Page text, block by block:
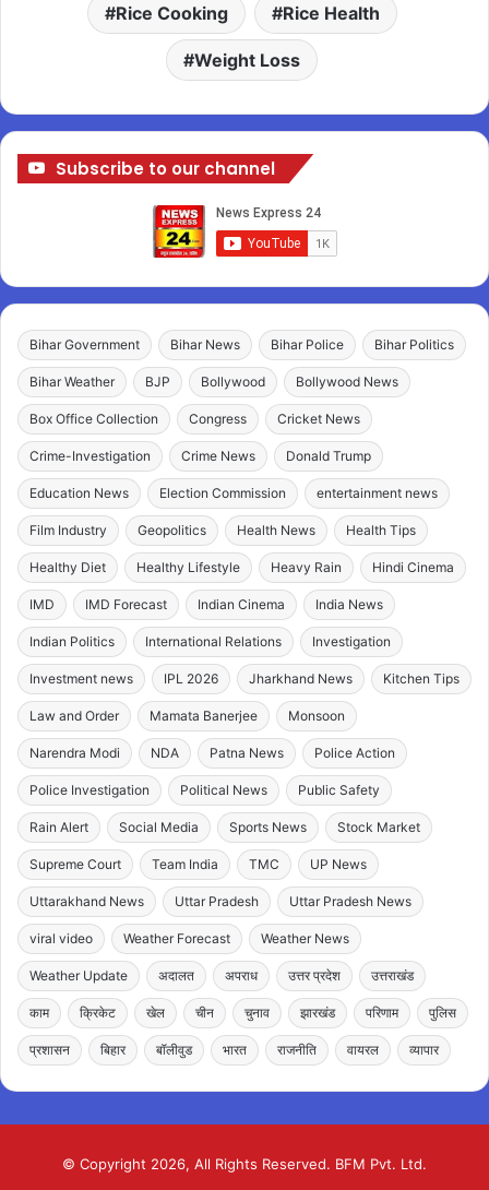
Rice Cooking Rice Health
Weight Loss
Subscribe to our channel
Bihar Government Bihar News Bihar Police Bihar Politics
Bihar Weather BJP Bollywood Bollywood News
Box Office Collection Congress Cricket News
Crime-Investigation Crime News Donald Trump
Education News Election Commission entertainment news
Film Industry Geopolitics Health News Health Tips
Healthy Diet Healthy Lifestyle Heavy Rain Hindi Cinema
IMD IMD Forecast Indian Cinema India News
Indian Politics International Relations Investigation
Investment news IPL 2026 Jharkhand News Kitchen Tips
Law and Order Mamata Banerjee Monsoon
Narendra Modi NDA Patna News Police Action
Police Investigation Political News Public Safety
Rain Alert Social Media Sports News Stock Market
Supreme Court Team India TMC UP News
Uttarakhand News Uttar Pradesh Uttar Pradesh News
viral video Weather Forecast Weather News
Weather Update अदालत अपराध उत्तर प्रदेश उत्तराखंड
काम क्रिकेट खेल चीन चुनाव झारखंड परिणाम पुलिस
प्रशासन बिहार बॉलीवुड भारत राजनीति वायरल व्यापार
© Copyright 2026, All Rights Reserved. BFM Pvt. Ltd.